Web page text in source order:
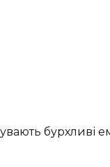
бурхливі